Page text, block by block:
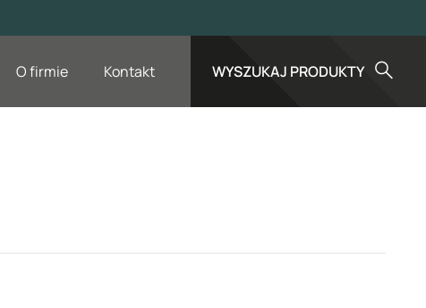
O firmie Kontakt WYSZUKAJ PRODUKTY